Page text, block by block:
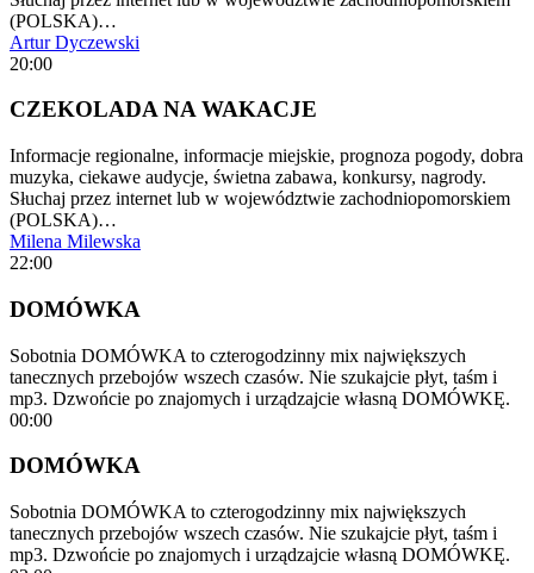
(POLSKA)…
Artur Dyczewski
20:00
CZEKOLADA NA WAKACJE
Informacje regionalne, informacje miejskie, prognoza pogody, dobra
muzyka, ciekawe audycje, świetna zabawa, konkursy, nagrody.
Słuchaj przez internet lub w województwie zachodniopomorskiem
(POLSKA)…
Milena Milewska
22:00
DOMÓWKA
Sobotnia DOMÓWKA to czterogodzinny mix największych
tanecznych przebojów wszech czasów. Nie szukajcie płyt, taśm i
mp3. Dzwońcie po znajomych i urządzajcie własną DOMÓWKĘ.
00:00
DOMÓWKA
Sobotnia DOMÓWKA to czterogodzinny mix największych
tanecznych przebojów wszech czasów. Nie szukajcie płyt, taśm i
mp3. Dzwońcie po znajomych i urządzajcie własną DOMÓWKĘ.